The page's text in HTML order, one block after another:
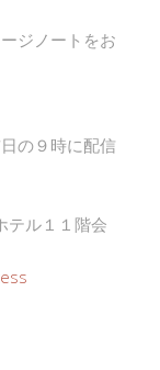
ジノートをお
の９時に配信
テル１１階会